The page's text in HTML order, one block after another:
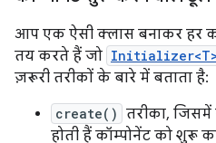
आप एक ऐसी क्लास बनाकर हर
तय करते हैं जो
ज़रूरी तरीकों के बारे में बताता है:
create() तरीका, जिसमें
होती हैं कॉम्पोनेंट को शुरू